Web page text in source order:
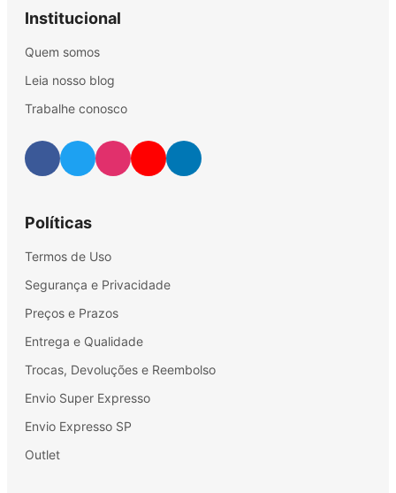
Institucional
Quem somos
Leia nosso blog
Trabalhe conosco
Políticas
Termos de Uso
Segurança e Privacidade
Preços e Prazos
Entrega e Qualidade
Trocas, Devoluções e Reembolso
Envio Super Expresso
Envio Expresso SP
Outlet